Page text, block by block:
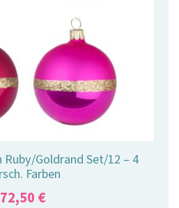
Goldrand Set/12 – 4
Farben
72,50 €